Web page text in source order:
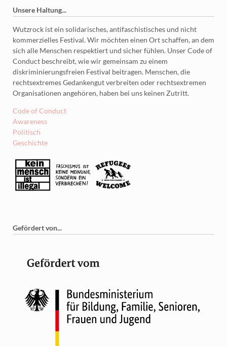
Unsere Haltung...
Wutzrock ist ein solidarisches, antifaschistisches und nicht
kommerzielles Festival. Wir möchten einen Ort schaffen, an dem
sich alle Menschen respektiert und sicher fühlen. Unser Code of
Conduct beschreibt, wie wir gemeinsam zu einem
diskriminierungsfreien Festival beitragen. Menschen, die
rechtsextremes Gedankengut verbreiten oder rechtsextremen
Organisationen angehören, haben bei uns keinen Zutritt.
Code of Conduct
Awareness
Politisch
Geschichte
Gefördert von...